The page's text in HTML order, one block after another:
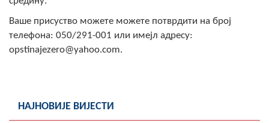
COVID 19
Геоистраживања
ПРИВРЕДА
Ваше присуство можете можете потврдити на број
телефона: 050/291-001 или имејл адресу:
opstinajezero@yahoo.com.
НАЈНОВИЈЕ ВИЈЕСТИ